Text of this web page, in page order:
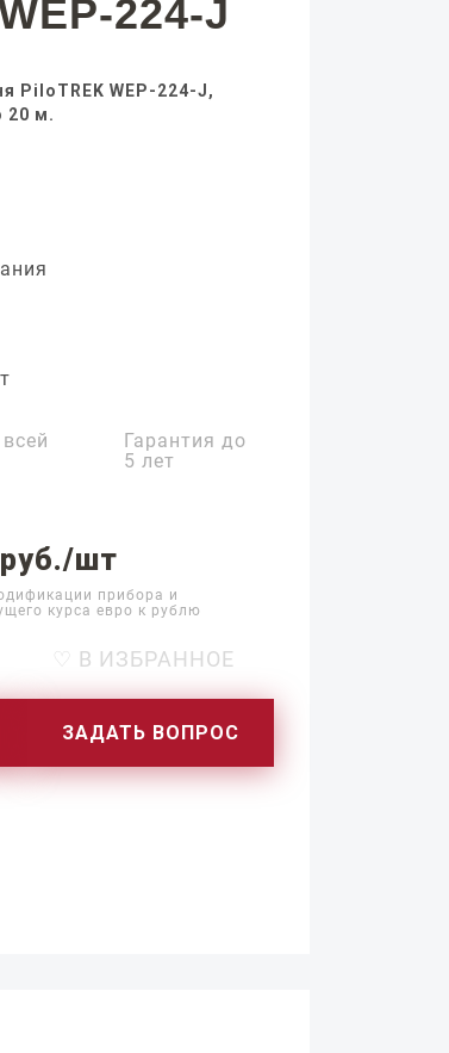
224-J
PiloTREK WEP-224-J,
20 м.
Гарантия до
5 лет
шт
прибора и
курса евро к рублю
♡ В ИЗБРАННОЕ
ЗАДАТЬ ВОПРОС